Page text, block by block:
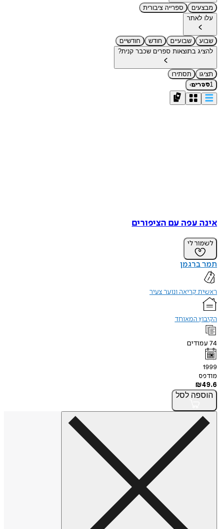
מבצעים
ספרייה ציבורית
עלו לאתר
שבוע שבועיים חודש
חודשיים
להציג בתוצאות ספרים שכבר קנית?
תציגו
תסתירו
1ספרים›
אינה עפה עם הציפורים
לשמור לי
תמר ברגמן
ראשית קריאה ונוער צעיר
הקיבוץ המאוחד
74 עמודים
1999
מודפס
₪49.6
הוספה לסל